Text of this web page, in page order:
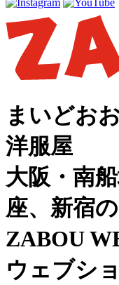
まいどお
洋服屋
大阪・南
座、新宿
ZABOU
ウェブシ